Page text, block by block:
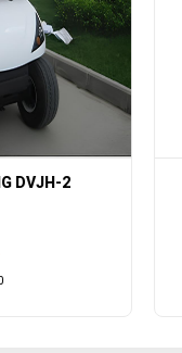
Việt Nam
3KW
DVJH-2